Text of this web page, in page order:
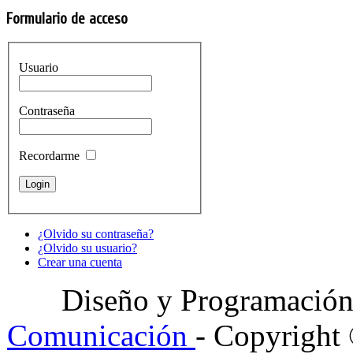
Formulario de acceso
Usuario
Contraseña
Recordarme
¿Olvido su contraseña?
¿Olvido su usuario?
Crear una cuenta
Diseño y
Comunicación - Copyright